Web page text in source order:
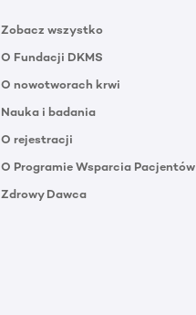
Zobacz wszystko
O Fundacji DKMS
O nowotworach krwi
Nauka i badania
O rejestracji
O Programie Wsparcia Pacjentów
Zdrowy Dawca